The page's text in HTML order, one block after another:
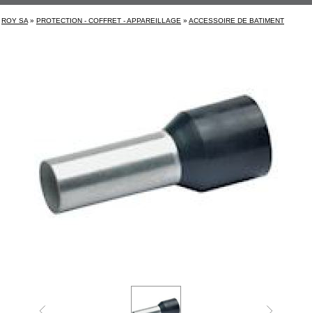
ROY SA » PROTECTION - COFFRET - APPAREILLAGE » ACCESSOIRE DE BATIMENT